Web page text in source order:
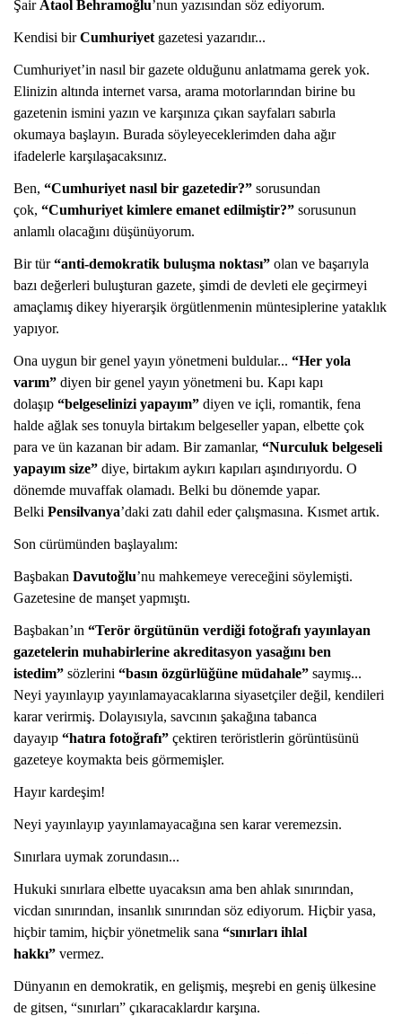
Şair Ataol Behramoğlu’nun yazısından söz ediyorum.
Kendisi birCumhuriyet gazetesi yazarıdır...
Cumhuriyet’in nasıl bir gazete olduğunu anlatmama gerek yok.
Elinizin altında internet varsa, arama motorlarından birine bu
gazetenin ismini yazın ve karşınıza çıkan sayfaları sabırla
okumaya başlayın. Burada söyleyeceklerimden daha ağır
ifadelerle karşılaşacaksınız.
Ben, “Cumhuriyet nasıl bir gazetedir?” sorusundan
çok, “Cumhuriyet kimlere emanet edilmiştir?” sorusunun
anlamlı olacağını düşünüyorum.
Bir tür“anti-demokratik buluşma noktası” olan ve başarıyla
bazı değerleri buluşturan gazete, şimdi de devleti ele geçirmeyi
amaçlamış dikey hiyerarşik örgütlenmenin müntesiplerine yataklık
yapıyor.
Ona uygun bir genel yayın yönetmeni buldular... “Her yola
varım” diyen bir genel yayın yönetmeni bu. Kapı kapı
dolaşıp “belgeselinizi yapayım” diyen ve içli, romantik, fena
halde ağlak ses tonuyla birtakım belgeseller yapan, elbette çok
para ve ün kazanan bir adam. Bir zamanlar, “Nurculuk belgeseli
yapayım size” diye, birtakım aykırı kapıları aşındırıyordu. O
dönemde muvaffak olamadı. Belki bu dönemde yapar.
Belki Pensilvanya’daki zatı dahil eder çalışmasına. Kısmet artık.
Son cürümünden başlayalım:
Başbakan Davutoğlu’nu mahkemeye vereceğini söylemişti.
Gazetesine de manşet yapmıştı.
Başbakan’ın “Terör örgütünün verdiği fotoğrafı yayınlayan
gazetelerin muhabirlerine akreditasyon yasağını ben
istedim” sözlerini “basın özgürlüğüne müdahale” saymış...
Neyi yayınlayıp yayınlamayacaklarına siyasetçiler değil, kendileri
karar verirmiş. Dolayısıyla, savcının şakağına tabanca
dayayıp “hatıra fotoğrafı” çektiren teröristlerin görüntüsünü
gazeteye koymakta beis görmemişler.
Hayır kardeşim!
Neyi yayınlayıp yayınlamayacağına sen karar veremezsin.
Sınırlara uymak zorundasın...
Hukuki sınırlara elbette uyacaksın ama ben ahlak sınırından,
vicdan sınırından, insanlık sınırından söz ediyorum. Hiçbir yasa,
hiçbir tamim, hiçbir yönetmelik sana “sınırları ihlal
hakkı” vermez.
Dünyanın en demokratik, en gelişmiş, meşrebi en geniş ülkesine
de gitsen, “sınırları” çıkaracaklardır karşına.